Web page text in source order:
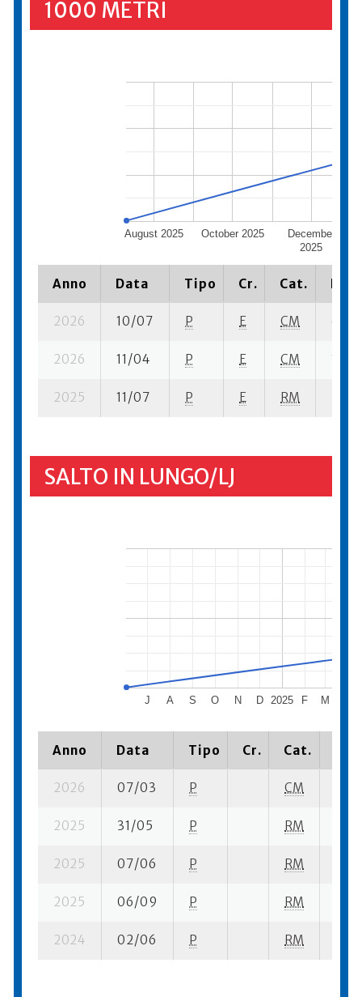
1000 METRI
August 2025 October 2025
December
2025
Anno Data Tipo Cr. Cat.
2026 10/07 P E CM 65
2026 11/04 P E CM 13
2025 11/07 P E RM
SALTO IN LUNGO/LJ
2025
J A S O N D F M
Anno Data Tipo Cr. Cat.
2026 07/03 P CM
2025 31/05 P RM
2025 07/06 P RM
2025 06/09 P RM
2024 02/06 P RM